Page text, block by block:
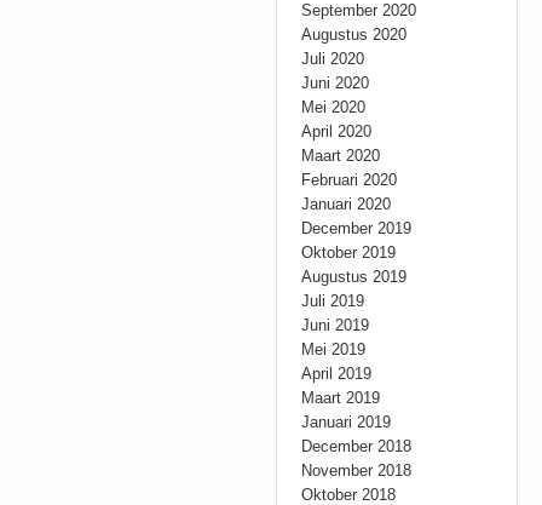
September 2020
Augustus 2020
Juli 2020
Juni 2020
Mei 2020
April 2020
Maart 2020
Februari 2020
Januari 2020
December 2019
Oktober 2019
Augustus 2019
Juli 2019
Juni 2019
Mei 2019
April 2019
Maart 2019
Januari 2019
December 2018
November 2018
Oktober 2018